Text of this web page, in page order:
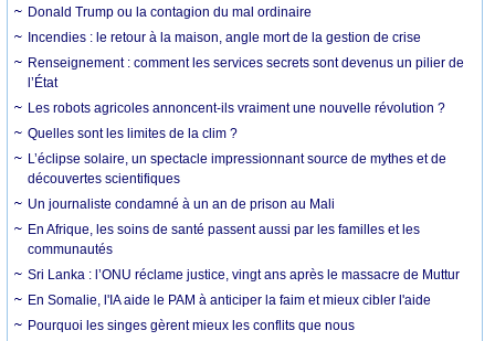
Donald Trump ou la contagion du mal ordinaire
Incendies : le retour à la maison, angle mort de la gestion de crise
Renseignement : comment les services secrets sont devenus un pilier de
l’État
Les robots agricoles annoncent-ils vraiment une nouvelle révolution ?
Quelles sont les limites de la clim ?
L’éclipse solaire, un spectacle impressionnant source de mythes et de
découvertes scientifiques
Un journaliste condamné à un an de prison au Mali
En Afrique, les soins de santé passent aussi par les familles et les
communautés
Sri Lanka : l’ONU réclame justice, vingt ans après le massacre de Muttur
En Somalie, l'IA aide le PAM à anticiper la faim et mieux cibler l'aide
Pourquoi les singes gèrent mieux les conflits que nous